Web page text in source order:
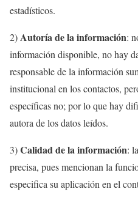
estadísticos.
2)Autoría de la información:
información disponible, no hay
responsable de la información
institucional en los contactos,
específicas no; por lo que hay
autora de los datos leídos.
3)Calidad de la información:
precisa, pues mencionan la
especifica su aplicación en el